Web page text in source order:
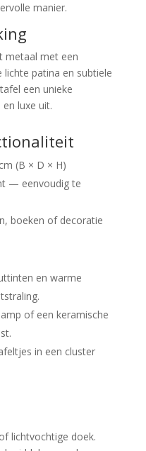
manier.
metaal met een
lichte patina en subtiele
een unieke
luxe uit.
(B × D × H)
— eenvoudig te
boeken of decoratie
en warme
of een keramische
in een cluster
lichtvochtige doek.